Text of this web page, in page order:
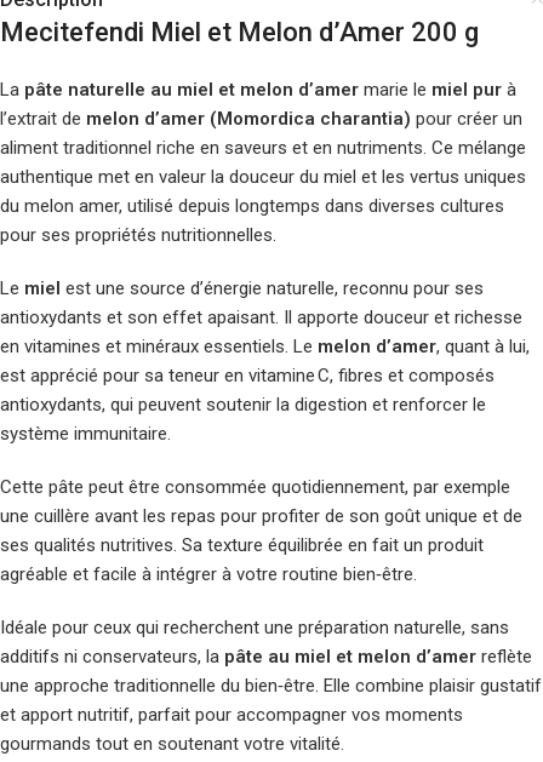
Mecitefendi Miel et Melon d’Amer 200 g
La pâte naturelle au miel et melon d’amer marie le miel pur à
l’extrait de melon d’amer (Momordica charantia) pour créer un
aliment traditionnel riche en saveurs et en nutriments. Ce mélange
authentique met en valeur la douceur du miel et les vertus uniques
du melon amer, utilisé depuis longtemps dans diverses cultures
pour ses propriétés nutritionnelles.
Le miel est une source d’énergie naturelle, reconnu pour ses
antioxydants et son effet apaisant. Il apporte douceur et richesse
en vitamines et minéraux essentiels. Le melon d’amer, quant à lui,
est apprécié pour sa teneur en vitamine C, fibres et composés
antioxydants, qui peuvent soutenir la digestion et renforcer le
système immunitaire.
Cette pâte peut être consommée quotidiennement, par exemple
une cuillère avant les repas pour profiter de son goût unique et de
ses qualités nutritives. Sa texture équilibrée en fait un produit
agréable et facile à intégrer à votre routine bien‑être.
Idéale pour ceux qui recherchent une préparation naturelle, sans
additifs ni conservateurs, la pâte au miel et melon d’amer reflète
une approche traditionnelle du bien‑être. Elle combine plaisir gustatif
et apport nutritif, parfait pour accompagner vos moments
gourmands tout en soutenant votre vitalité.